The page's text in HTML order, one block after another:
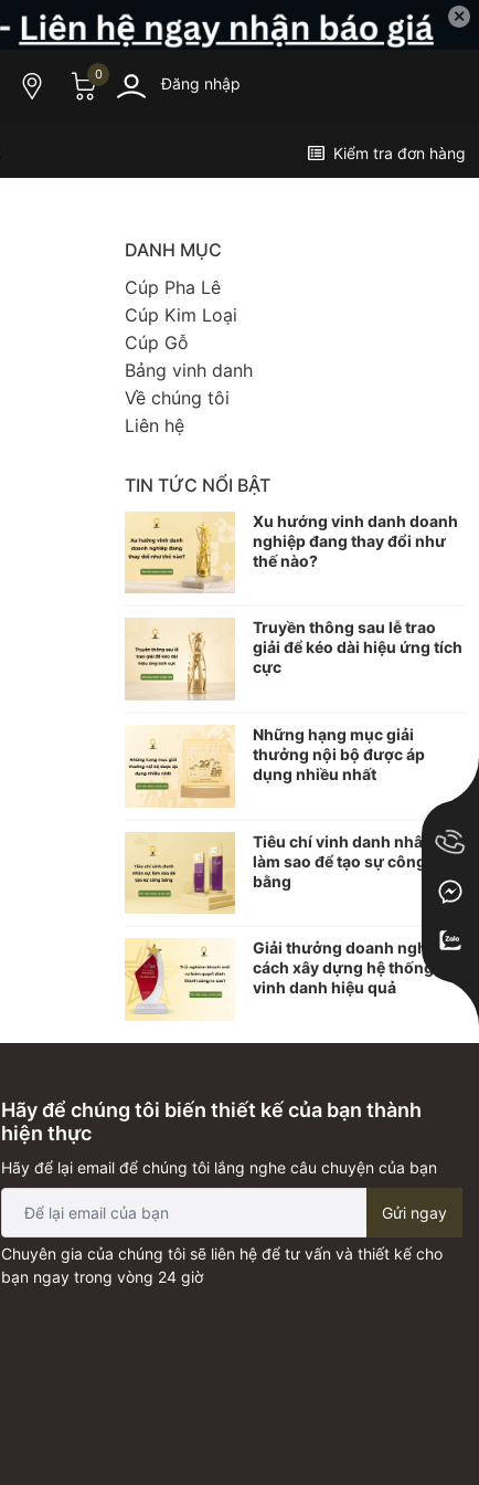
✕
0 Đăng nhập
Kiểm tra đơn hàng
DANH MỤC
Cúp Pha Lê
Cúp Kim Loại
Cúp Gỗ
Bảng vinh danh
Về chúng tôi
Liên hệ
TIN TỨC NỔI BẬT
Xu hướng vinh danh doanh
nghiệp đang thay đổi như
thế nào?
Truyền thông sau lễ trao
giải để kéo dài hiệu ứng tích
cực
Những hạng mục giải
thưởng nội bộ được áp
dụng nhiều nhất
Tiêu chí vinh danh nhân sự:
làm sao để tạo sự công
bằng
Giải thưởng doanh nghiệp:
cách xây dựng hệ thống
vinh danh hiệu quả
Hãy để chúng tôi biến thiết kế của bạn thành
hiện thực
Hãy để lại email để chúng tôi lắng nghe câu chuyện của bạn
Gửi ngay
Chuyên gia của chúng tôi sẽ liên hệ để tư vấn và thiết kế cho
bạn ngay trong vòng 24 giờ